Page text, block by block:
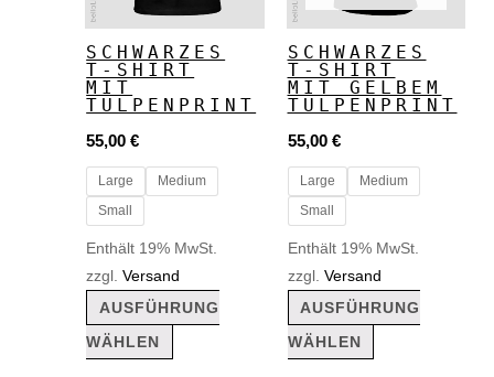
SCHWARZES
T-SHIRT
MIT
TULPENPRINT
55,00€
Large
Medium
Small
Enthält 19% MwSt.
zzgl.Versand
AUSFÜHRUNG
WÄHLEN
Die
Optionen
auf
Produktseite
gewählt
werden
SCHWARZES
T-SHIRT
MIT GELBEM
TULPENPRINT
55,00 €
Large
Medium
Small
Enthält 19% MwSt.
zzgl. Versand
AUSFÜHRUNG
WÄHLEN
Die
Optionen
auf
Produktseite
gewählt
werden